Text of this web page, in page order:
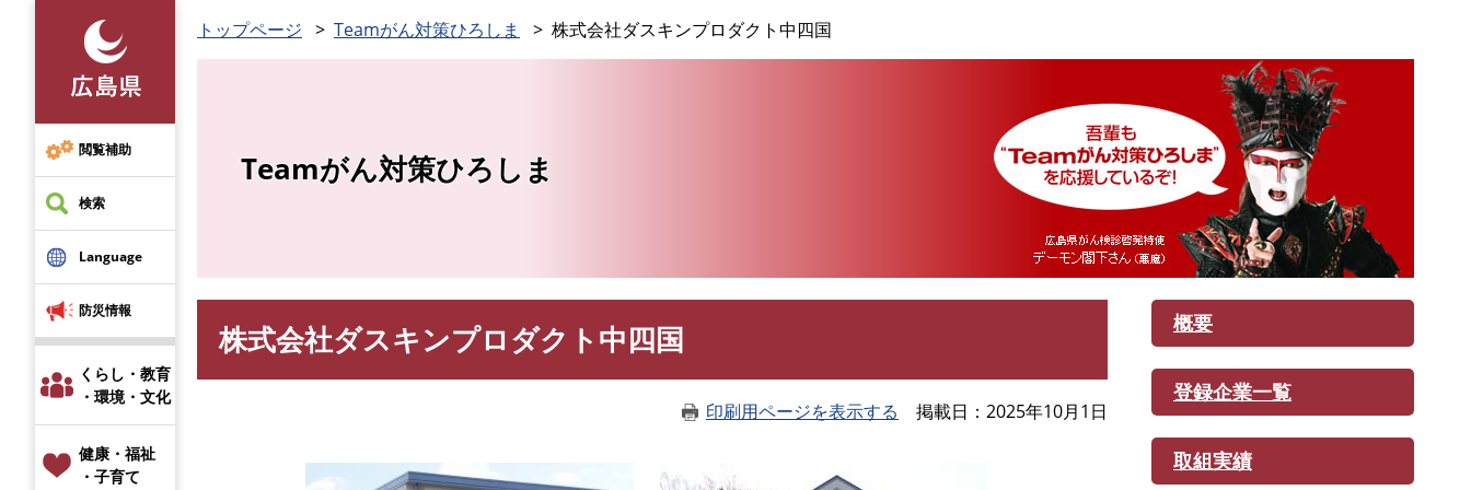
先
頭
で
す
閲覧補助
検索
Language
防災情報
くらし・教育
・環境・文化
健康・福祉
・子育て
トップページ Teamがん対策ひろしま 株式会社ダスキンプロダクト中四国
Teamがん対策ひろしま
株式会社ダスキンプロダクト中四国
印刷用ページを表示する 掲載日 2025年10月1日
概要
登録企業一覧
取組実績